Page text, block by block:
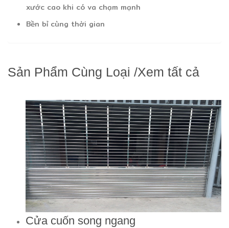
xước cao khi có va chạm mạnh
Bền bỉ cùng thời gian
Sản Phẩm Cùng Loại /Xem tất cả
Cửa cuốn song ngang